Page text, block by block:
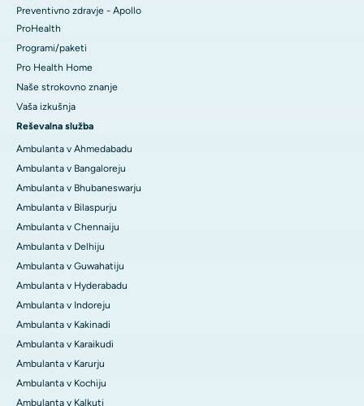
Preventivno zdravje - Apollo
ProHealth
Programi/paketi
Pro Health Home
Naše strokovno znanje
Vaša izkušnja
Reševalna služba
Ambulanta v Ahmedabadu
Ambulanta v Bangaloreju
Ambulanta v Bhubaneswarju
Ambulanta v Bilaspurju
Ambulanta v Chennaiju
Ambulanta v Delhiju
Ambulanta v Guwahatiju
Ambulanta v Hyderabadu
Ambulanta v Indoreju
Ambulanta v Kakinadi
Ambulanta v Karaikudi
Ambulanta v Karurju
Ambulanta v Kochiju
Ambulanta v Kalkuti